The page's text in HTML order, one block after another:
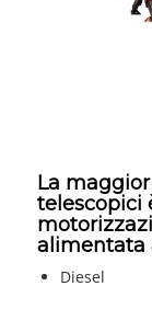
La
telescopici
alimentata
Diesel